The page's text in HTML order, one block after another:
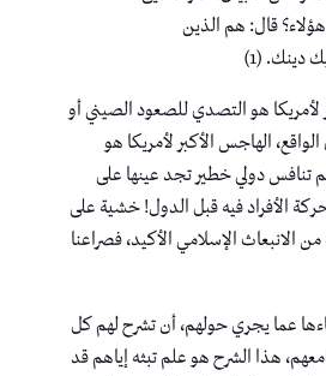
قال: هم الذين
دينك. (1)
لأمريكا هو التصدي للصعود الصيني أو
الهاجس الأكبر لأمريكا هو
تنافس دولي خطير تجد عينها على
حركة الأفراد فيه قبل الدول! خشية على
الانبعاث الإسلامي الأكيد، فصراعنا
عما يجري حولهم، أن تشرح لهم كل
هذا الشرح هو علم تبثه إياهم قد